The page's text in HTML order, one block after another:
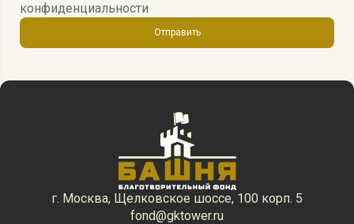
конфиденциальности
Отправить
г. Москва, Щелковское шоссе, 100 корп. 5
fond@gktower.ru